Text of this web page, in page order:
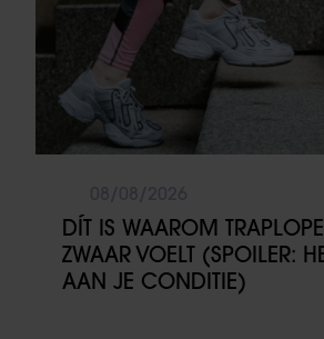
DÍT IS WAAROM
ZWAAR VOELT (SPOILER:
AAN JE CONDITIE)